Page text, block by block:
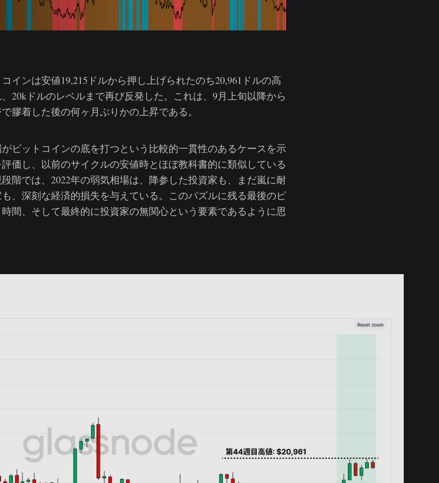
ンは安値19,215ドルから押し上げられたのち20,961ドルの高
20kドルのレベルまで再び反発した。これは、9月上旬以降から
膠着した後の何ヶ月ぶりかの上昇である。
ビットコインの底を打つという比較的一貫性のあるケースを示
価し、以前のサイクルの安値時とほぼ教科書的に類似している
階では、2022年の弱気相場は、降参した投資家も、まだ嵐に耐
、深刻な経済的損失を与えている。このパズルに残る最後のピ
間、そして最終的に投資家の無関心という要素であるように思